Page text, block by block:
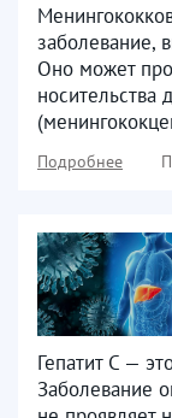
заболевание,
Оно может
носительства
Подробнее
Гепатит C —
Заболевание